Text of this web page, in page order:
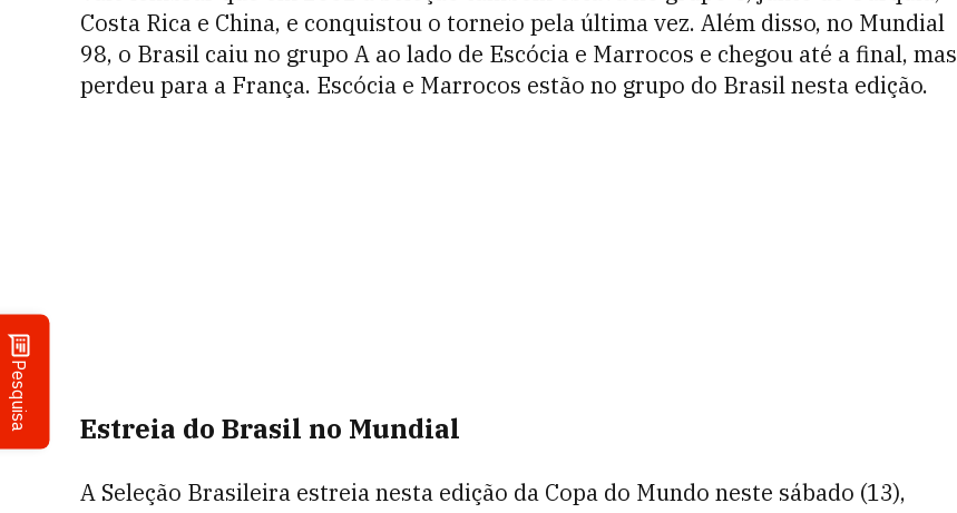
Pesquisa
Costa Rica e China, e conquistou o torneio pela última vez. Além disso, no Mundial
98, o Brasil caiu no grupo A ao lado de Escócia e Marrocos e chegou até a final, mas
perdeu para a França. Escócia e Marrocos estão no grupo do Brasil nesta edição.
Estreia do Brasil no Mundial
A Seleção Brasileira estreia nesta edição da Copa do Mundo neste sábado (13),